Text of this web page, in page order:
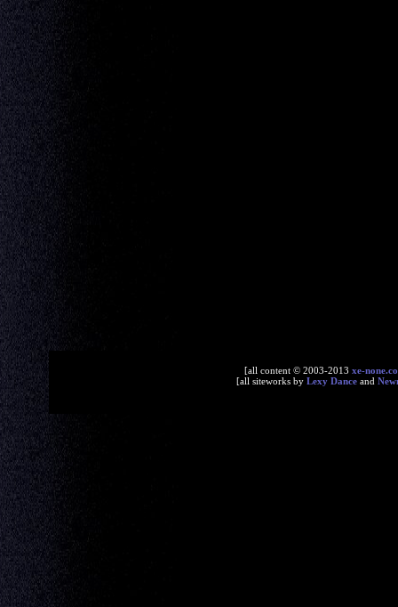
[all content © 2003-2013 xe-
[all siteworks by Lexy Danceand